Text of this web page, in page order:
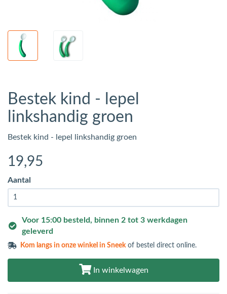
Bestek kind - lepel
linkshandig groen
Bestek kind - lepel linkshandig groen
19,95
Aantal
Voor 15:00 besteld, binnen 2 tot 3 werkdagen
geleverd
Kom langs inonze winkel in Sneek of bestel direct online.
In winkelwagen